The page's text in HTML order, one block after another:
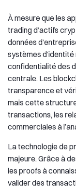
À mesure que les
trading d’actifs
données
systèmes d’identité
confidentialité des
centrale. Les
transparence et
mais cette
transactions, les
commerciales à
La technologie de
majeure. Grâce à
les proofs à
valider des